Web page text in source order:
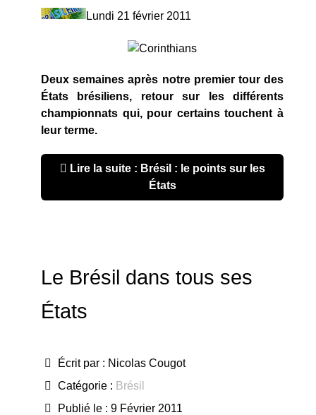
Lundi 21 février 2011
Deux semaines après notre premier tour des
États brésiliens, retour sur les différents
championnats qui, pour certains touchent à
leur terme.
Lire la suite : Brésil : le points sur les
États
Le Brésil dans tous ses
États
Écrit par : Nicolas Cougot
Catégorie : Brésil
Publié le : 9 Février 2011